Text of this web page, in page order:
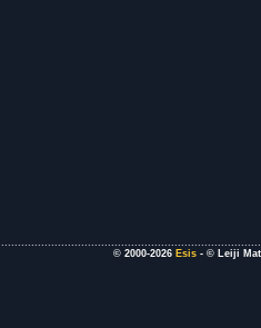
© 2000-2026 Esis - © Leiji